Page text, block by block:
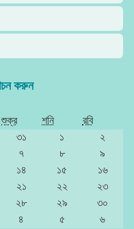
করুন
শুক্র শনি
রবি
৩১ ১
২
৭ ৮
৯
১৪ ১৫
১৬
২১ ২২
২৩
২৮ ২৯
৩০
৪ ৫ ৬